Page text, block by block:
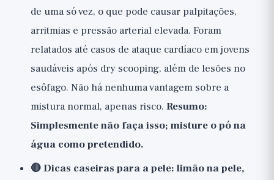
de uma só vez, o que pode causar palpitações,
arritmias e pressão arterial elevada. Foram
relatados até casos de ataque cardíaco em jovens
saudáveis após dry scooping, além de lesões no
esôfago. Não há nenhuma vantagem sobre a
mistura normal, apenas risco. Resumo:
Simplesmente não faça isso; misture o pó na
água como pretendido.
🔴 Dicas caseiras para a pele: limão na pele,